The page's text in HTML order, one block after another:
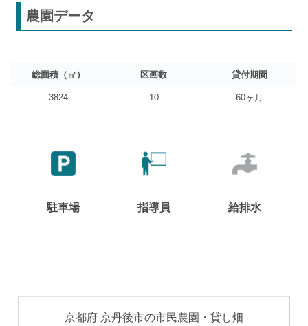
農園データ
総面積（㎡） 区画数 貸付期間
3824 10 60ヶ月
駐車場 指導員 給排水
京都府 京丹後市の市民農園・貸し畑